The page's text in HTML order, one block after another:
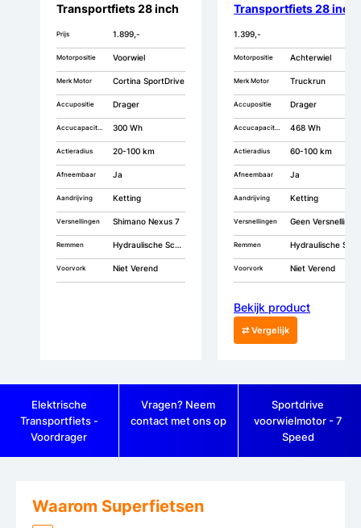
Transportfiets 28 inch
Prijs 1.899,-
Motorpositie Voorwiel
Merk Motor Cortina SportDrive
Accupositie Drager
300 Wh
Actieradius 20-100 km
Afneembaar Ja
Aandrijving Ketting
Versnellingen Shimano Nexus 7
Remmen Hydraulische Schijfremmen
Voorvork Niet Verend
Transportfiets 28 inch
53cm
1.399,-
Motorpositie Achterwiel
Merk Motor Truckrun
Accupositie Drager
468 Wh
Actieradius 60-100 km
Afneembaar Ja
Aandrijving Ketting
Versnellingen Geen Versnellingen
Remmen Hydraulische Schijfremmen
Voorvork Niet Verend
Bekijk product
⇄ Vergelijk
Elektrische
Transportfiets -
Voordrager
Vragen? Neem
contact met ons op
Sportdrive
voorwielmotor - 7
Speed
Waarom Superfietsen